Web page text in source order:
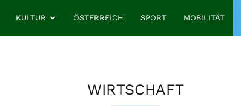
KULTUR ÖSTERREICH SPORT MOBILITÄT
WIRTSCHAFT